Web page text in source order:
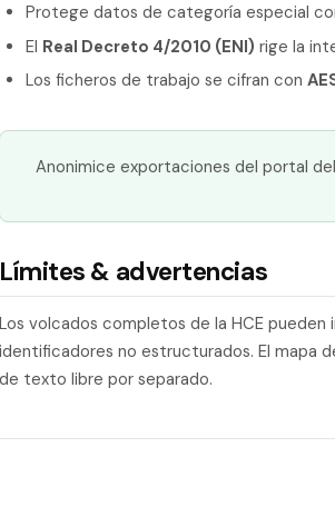
Protege datos de categoría especial
El Real Decreto 4/2010 (ENI) rige la
Los ficheros de trabajo se cifran con
Anonimice exportaciones del portal
Límites & advertencias
Los volcados completos de la HCE
identificadores no estructurados. El mapa
de texto libre por separado.